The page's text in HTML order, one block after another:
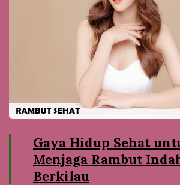
Gaya Hidup Sehat
Menjaga Rambut
Berkilau